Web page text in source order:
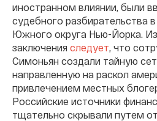
иностранном влиянии, были
судебного разбирательства
Южного округа Нью-Йорка.
заключения следует , что
Симоньян создали тайную
направленную на раскол
привлечением местных
Российские источники
тщательно скрывали путем